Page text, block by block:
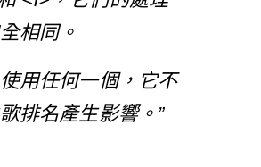
相同。
用任何一個，它不
排名產生影響。”